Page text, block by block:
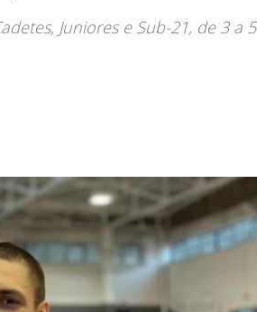
Juniores e Sub-21, de 3 a 5